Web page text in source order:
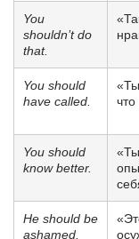
You
shouldn’t do
that.
You should
have called.
You should
know better.
He should be
ashamed.